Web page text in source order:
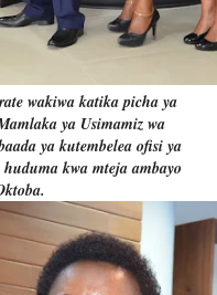
wakiwa katika picha ya
ya Usimamiz wa
ya kutembelea ofisi ya
kwa mteja ambayo